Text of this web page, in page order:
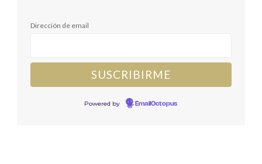
Dirección de email
Powered by EmailOctopus